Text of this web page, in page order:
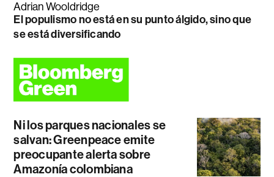
Adrian Wooldridge
El populismo no está en su punto álgido, sino que
se está diversificando
Ni los parques nacionales se
salvan: Greenpeace emite
preocupante alerta sobre
Amazonía colombiana